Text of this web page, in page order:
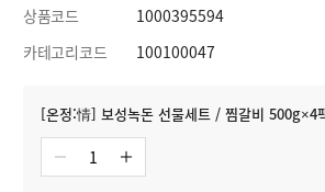
상품코드
1000395594
카테고리코드
100100047
[온정:情] 보성녹돈 선물세트 / 찜갈비 500g×4